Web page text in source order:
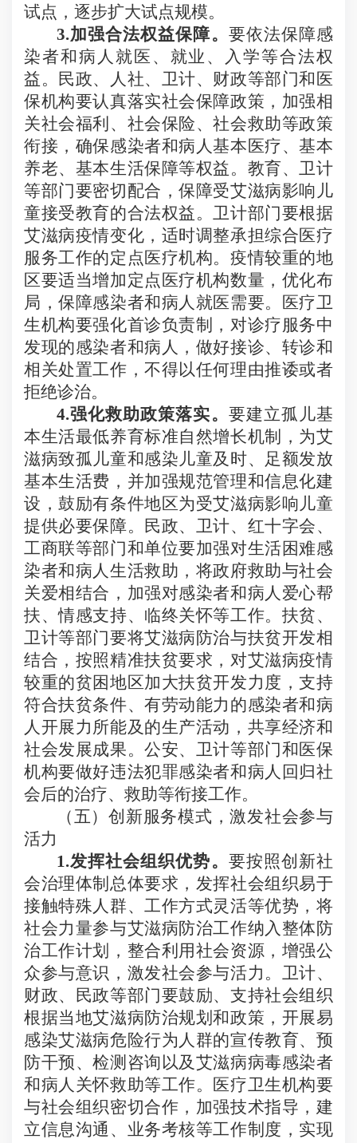
试点，逐步扩大试点规模。
3.加强合法权益保障。 要依法保障感
染者和病人就医、就业、入学等合法权
益。民政、人社、卫计、财政等部门和医
保机构要认真落实社会保障政策，加强相
关社会福利、社会保险、社会救助等政策
衔接，确保感染者和病人基本医疗、基本
养老、基本生活保障等权益。教育、卫计
等部门要密切配合，保障受艾滋病影响儿
童接受教育的合法权益。卫计部门要根据
艾滋病疫情变化，适时调整承担综合医疗
服务工作的定点医疗机构。疫情较重的地
区要适当增加定点医疗机构数量，优化布
局，保障感染者和病人就医需要。医疗卫
生机构要强化首诊负责制，对诊疗服务中
发现的感染者和病人，做好接诊、转诊和
相关处置工作，不得以任何理由推诿或者
拒绝诊治。
4.强化救助政策落实。 要建立孤儿基
本生活最低养育标准自然增长机制，为艾
滋病致孤儿童和感染儿童及时、足额发放
基本生活费，并加强规范管理和信息化建
设，鼓励有条件地区为受艾滋病影响儿童
提供必要保障。民政、卫计、红十字会、
工商联等部门和单位要加强对生活困难感
染者和病人生活救助，将政府救助与社会
关爱相结合，加强对感染者和病人爱心帮
扶、情感支持、临终关怀等工作。扶贫、
卫计等部门要将艾滋病防治与扶贫开发相
结合，按照精准扶贫要求，对艾滋病疫情
较重的贫困地区加大扶贫开发力度，支持
符合扶贫条件、有劳动能力的感染者和病
人开展力所能及的生产活动，共享经济和
社会发展成果。公安、卫计等部门和医保
机构要做好违法犯罪感染者和病人回归社
会后的治疗、救助等衔接工作。
（五）创新服务模式，激发社会参与
活力
1.发挥社会组织优势。 要按照创新社
会治理体制总体要求，发挥社会组织易于
接触特殊人群、工作方式灵活等优势，将
社会力量参与艾滋病防治工作纳入整体防
治工作计划，整合利用社会资源，增强公
众参与意识，激发社会参与活力。卫计、
财政、民政等部门要鼓励、支持社会组织
根据当地艾滋病防治规划和政策，开展易
感染艾滋病危险行为人群的宣传教育、预
防干预、检测咨询以及艾滋病病毒感染者
和病人关怀救助等工作。医疗卫生机构要
与社会组织密切合作，加强技术指导，建
立信息沟通、业务考核等工作制度，实现